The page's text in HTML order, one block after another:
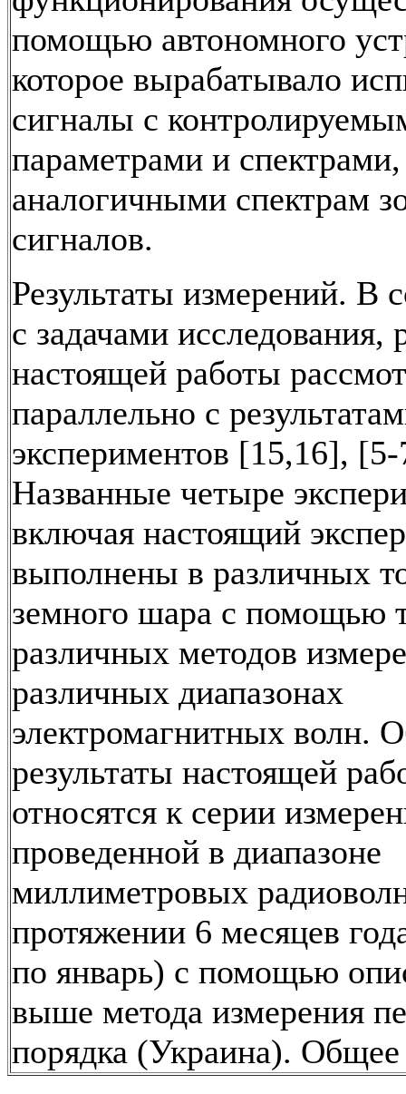
помощью автономного
которое вырабатывало
сигналы с
параметрами и спектрами,
аналогичными спектрам
сигналов.
Результаты измерений. В
с задачами исследования,
настоящей работы
параллельно с
экспериментов [15,16],
Названные четыре
включая настоящий
выполнены в различных
земного шара с помощью
различных методов
различных диапазонах
электромагнитных волн.
результаты настоящей
относятся к серии
проведенной в диапазоне
миллиметровых
протяжении 6 месяцев
по январь) с помощью
выше метода измерения
порядка (Украина). Общее